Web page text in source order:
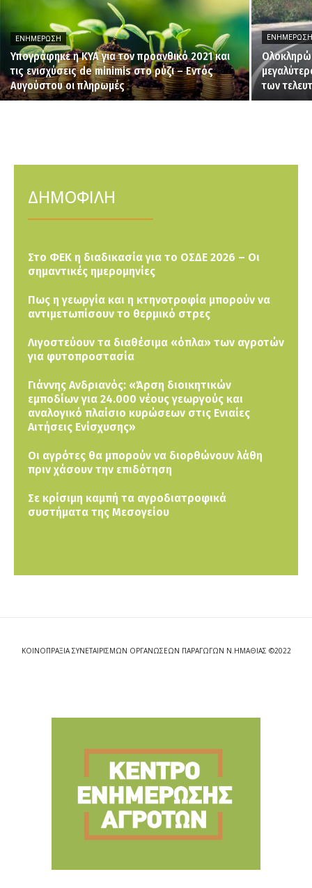
ΕΝΗΜΈΡΩΣΗ
Υπογράφηκε η ΚΥΑ για τον προανθικό 2021 και
τις ενισχύσεις de minimis στο ρύζι – Εντός
Αυγούστου οι πληρωμές
των
ΔΗΜΟΦΙΛΗ
Στο ΦΕΚ η διαδικασία για το ΟΣΔΕ 2026 – Οι
σημαντικές ημερομηνίες
Πως η γεωργία και η κτηνοτροφία μπορούν να
αντιμετωπίσουν το θερμικό στρες
Λιγοστεύουν τα διαθέσιμα «όπλα» των αγροτών
για φυτοπροστασία
Γιάννης Ανδριανός: «Άρση διοικητικών
εμποδίων για 24.000 νέους γεωργούς και
αναλογικό πλαίσιο κυρώσεων στις Ενιαίες
Αιτήσεις Ενίσχυσης»
Οι αγρότες θα μπορούν να διορθώνουν λάθη
πριν χάσουν την επιδότηση
Σε κρίσιμη καμπή τα αγροδιατροφικά
συστήματα της Μεσογείου
ΚΟΙΝΟΠΡΑΞΙΑ ΣΥΝΕΤΑΙΡΙΣΜΩΝ ΟΡΓΑΝΩΣΕΩΝ ΠΑΡΑΓΩΓΩΝ Ν.ΗΜΑΘΙΑΣ ©2022